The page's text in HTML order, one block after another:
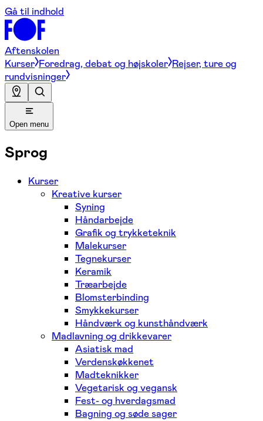
Gå til indhold
Aftenskolen
Kurser Foredrag, debat og højskoler Rejser, ture og
rundvisninger
Open menu
Sprog
Kurser
Kreative kurser
Syning
Håndarbejde
Grafik og trykketeknik
Malekurser
Tegnekurser
Keramik
Træarbejde
Blomsterbinding
Smykkekurser
Håndværk og kunsthåndværk
Madlavning og drikkevarer
Asiatisk mad
Verdenskøkkenet
Madteknikker
Vegetarisk og vegansk
Fest- og hverdagsmad
Bagning og søde sager